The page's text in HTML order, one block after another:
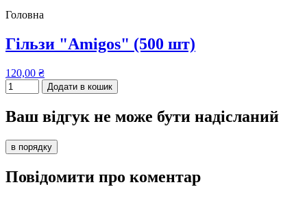
Головна
Гільзи "Amigos" (500 шт)
120,00 ₴
Додати в кошик
Ваш відгук не може бути надісланий
в порядку
Повідомити про коментар